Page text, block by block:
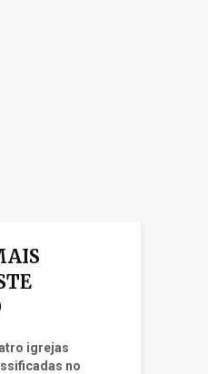
igrejas
no